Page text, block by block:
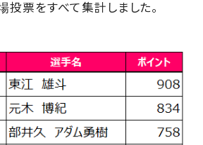
票をすべて集計しました。